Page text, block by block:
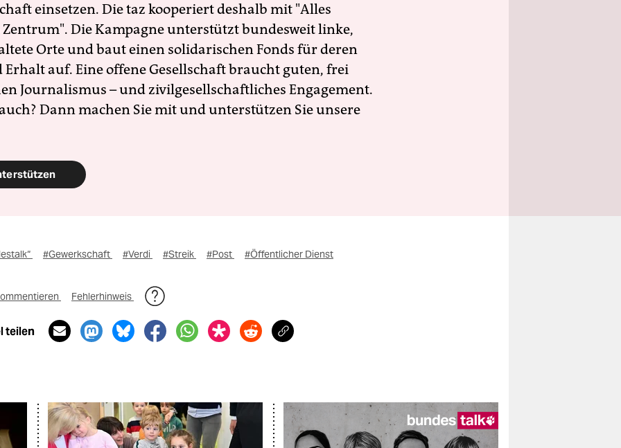
einsetzen. Die taz kooperiert deshalb mit "Alles
Die Kampagne unterstützt bundesweit linke,
Orte und baut einen solidarischen Fonds für deren
Erhalt auf. Eine offene Gesellschaft braucht guten, frei
Journalismus – und zivilgesellschaftliches Engagement.
Dann machen Sie mit und unterstützen Sie unsere
#Gewerkschaft #Verdi #Streik #Post #Öffentlicher Dienst
Fehlerhinweis
teilen